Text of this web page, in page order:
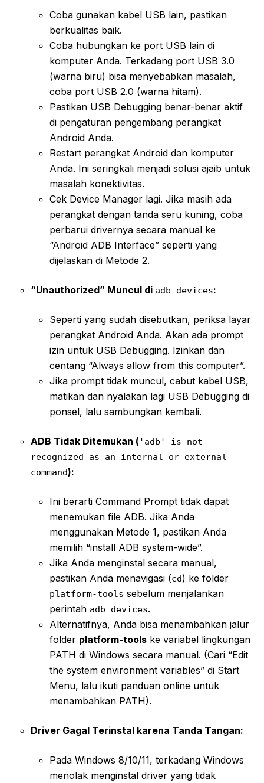
Coba gunakan kabel USB lain, pastikan
berkualitas baik.
Coba hubungkan ke port USB lain di
komputer Anda. Terkadang port USB 3.0
(warna biru) bisa menyebabkan masalah,
coba port USB 2.0 (warna hitam).
Pastikan USB Debugging benar-benar aktif
di pengaturan pengembang perangkat
Android Anda.
Restart perangkat Android dan komputer
Anda. Ini seringkali menjadi solusi ajaib untuk
masalah konektivitas.
Cek Device Manager lagi. Jika masih ada
perangkat dengan tanda seru kuning, coba
perbarui drivernya secara manual ke
“Android ADB Interface” seperti yang
dijelaskan di Metode 2.
“Unauthorized” Muncul di adb devices:
Seperti yang sudah disebutkan, periksa layar
perangkat Android Anda. Akan ada prompt
izin untuk USB Debugging. Izinkan dan
centang “Always allow from this computer”.
Jika prompt tidak muncul, cabut kabel USB,
matikan dan nyalakan lagi USB Debugging di
ponsel, lalu sambungkan kembali.
ADB Tidak Ditemukan ( 'adb' is not
recognized as an internal or external
command):
Ini berarti Command Prompt tidak dapat
menemukan file ADB. Jika Anda
menggunakan Metode 1, pastikan Anda
memilih “install ADB system-wide”.
Jika Anda menginstal secara manual,
pastikan Anda menavigasi (cd) ke folder
platform-tools sebelum menjalankan
perintah adb devices.
Alternatifnya, Anda bisa menambahkan jalur
folder platform-tools ke variabel lingkungan
PATH di Windows secara manual. (Cari “Edit
the system environment variables” di Start
Menu, lalu ikuti panduan online untuk
menambahkan PATH).
Driver Gagal Terinstal karena Tanda Tangan:
Pada Windows 8/10/11, terkadang Windows
menolak menginstal driver yang tidak